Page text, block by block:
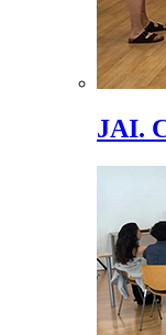
JAI.